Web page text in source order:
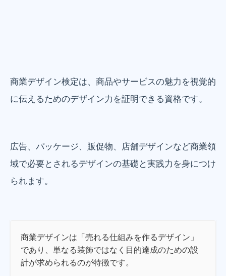
商業デザイン検定は、商品やサービスの魅力を視覚的
に伝えるためのデザイン力を証明できる資格です。
広告、パッケージ、販促物、店舗デザインなど商業領
域で必要とされるデザインの基礎と実践力を身につけ
られます。
商業デザインは「売れる仕組みを作るデザイン」
であり、単なる装飾ではなく目的達成のための設
計が求められるのが特徴です。